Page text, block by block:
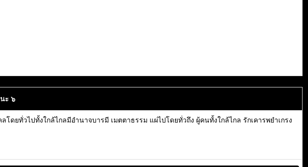
ะ ๖
ยทั่วไปทั้งใกล้ไกลมีอำนาจบารมี เมตตาธรรม แผ่ไปโดยทั่วถึง ผู้คนทั้งใกล้ไกล รักเคารพยำเกรง